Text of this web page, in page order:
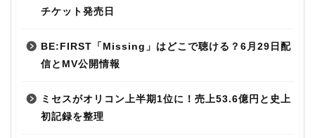
チケット発売日
BE:FIRST「Missing」はどこで聴ける？6月29日配
信とMV公開情報
ミセスがオリコン上半期1位に！売上53.6億円と史上
初記録を整理